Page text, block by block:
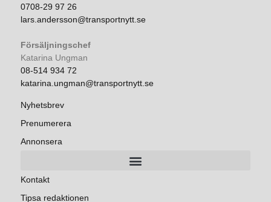
0708-29 97 26
lars.andersson@transportnytt.se
Försäljningschef
Katarina Ungman
08-514 934 72
katarina.ungman@transportnytt.se
Nyhetsbrev
Prenumerera
Annonsera
Kontakt
Tipsa redaktionen